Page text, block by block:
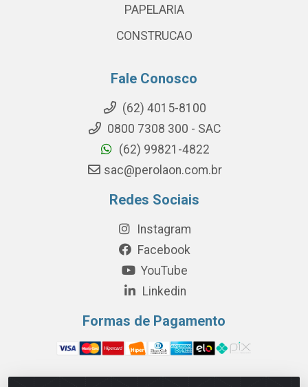
PAPELARIA
CONSTRUCAO
Fale Conosco
(62) 4015-8100
0800 7308 300 - SAC
(62) 99821-4822
sac@perolaon.com.br
Redes Sociais
Instagram
Facebook
YouTube
Linkedin
Formas de Pagamento